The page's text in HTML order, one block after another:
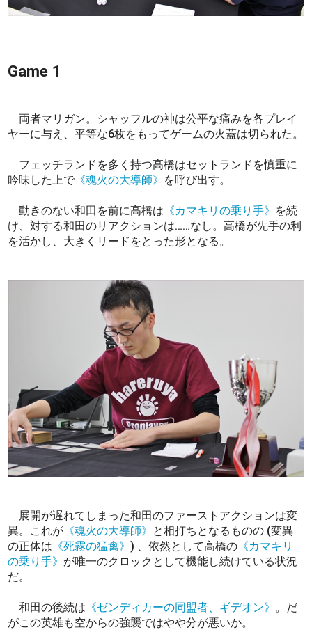
Game 1
両者マリガン。シャッフルの神は公平な痛みを各プレイ
ヤーに与え、平等な6枚をもってゲームの火蓋は切られた。
フェッチランドを多く持つ高橋はセットランドを慎重に
吟味した上で 《魂火の大導師》 を呼び出す。
動きのない和田を前に高橋は 《カマキリの乗り手》 を続
け、対する和田のリアクションは……なし。高橋が先手の利
を活かし、大きくリードをとった形となる。
展開が遅れてしまった和田のファーストアクションは変
異。これが 《魂火の大導師》 と相打ちとなるものの (変異
の正体は 《死霧の猛禽》) 、依然として高橋の 《カマキリ
の乗り手》 が唯一のクロックとして機能し続けている状況
だ。
和田の後続は 《ゼンディカーの同盟者、ギデオン》 。だ
がこの英雄も空からの強襲ではやや分が悪いか。